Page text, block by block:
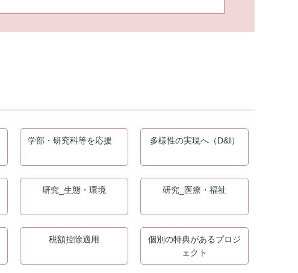
学部・研究科等を応援 多様性の実現へ（D&I）
研究_生態・環境 研究_医療・福祉
税額控除適用
個別の特典があるプロジ
ェクト